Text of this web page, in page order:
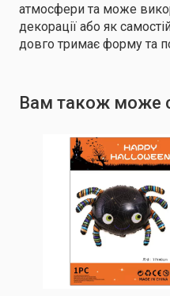
атмосфери та може
декорації або як
довго тримає форму та
Вам також може